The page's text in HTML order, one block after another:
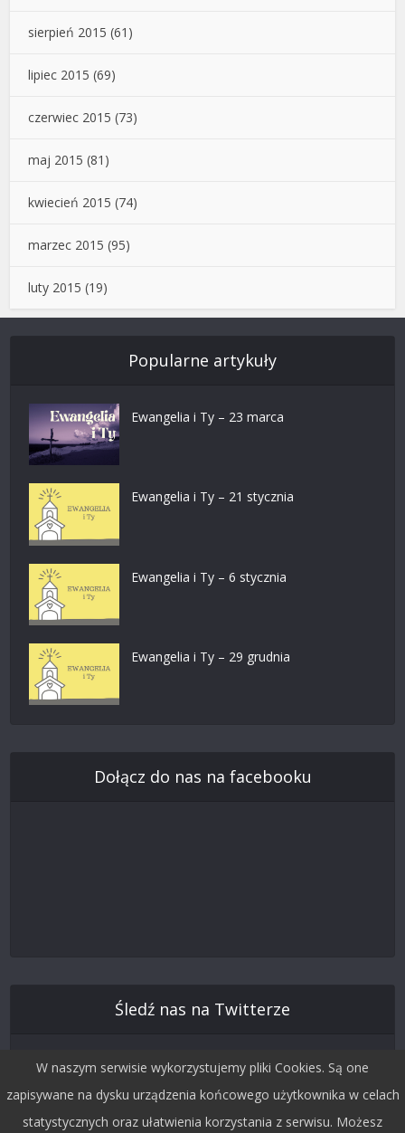
sierpień 2015 (61)
lipiec 2015 (69)
czerwiec 2015 (73)
maj 2015 (81)
kwiecień 2015 (74)
marzec 2015 (95)
luty 2015 (19)
Popularne artykuły
Ewangelia i Ty – 23 marca
Ewangelia i Ty – 21 stycznia
Ewangelia i Ty – 6 stycznia
Ewangelia i Ty – 29 grudnia
Dołącz do nas na facebooku
Śledź nas na Twitterze
W naszym serwisie wykorzystujemy pliki Cookies. Są one
zapisywane na dysku urządzenia końcowego użytkownika w celach
statystycznych oraz ułatwienia korzystania z serwisu. Możesz